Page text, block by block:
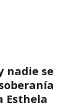
nadie se
Esthela